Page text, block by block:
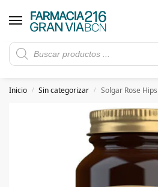
Rebajas de verano hasta -
5€ de descuento con el cupón
Inicio / Sin categorizar / Solgar Rose Hips C 1000